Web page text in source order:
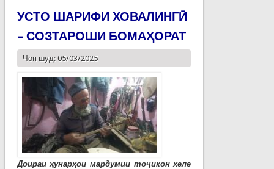
УСТО ШАРИФИ ХОВАЛИНГӢ
– СОЗТАРОШИ БОМАҲОРАТ
Чоп шуд: 05/03/2025
Доираи ҳунарҳои мардумии тоҷикон хеле